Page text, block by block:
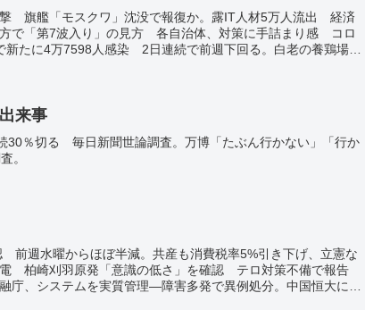
撃 旗艦「モスクワ」沈没で報復か。露IT人材5万人流出 経済
で「第7波入り」の見方 各自治体、対策に手詰まり感 コロ
新たに4万7598人感染 2日連続で前週下回る。白老の養鶏場で
来事
％切る 毎日新聞世論調査。万博「たぶん行かない」「行か
。
前週水曜からほぼ半減。共産も消費税率5%引き下げ、立憲な
柏崎刈羽原発「意識の低さ」を確認 テロ対策不備で報告
庁、システムを実質管理―障害多発で異例処分。中国恒大に